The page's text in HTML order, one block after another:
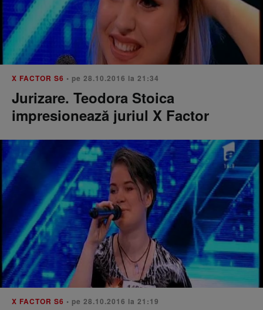
X FACTOR S6 • pe 28.10.2016 la 21:34
Jurizare. Teodora Stoica
impresionează juriul X Factor
X FACTOR S6 • pe 28.10.2016 la 21:19